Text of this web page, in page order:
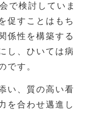
で検討していま
促すことはもち
係性を構築する
し、ひいては病
です。
い、質の高い看
を合わせ邁進し